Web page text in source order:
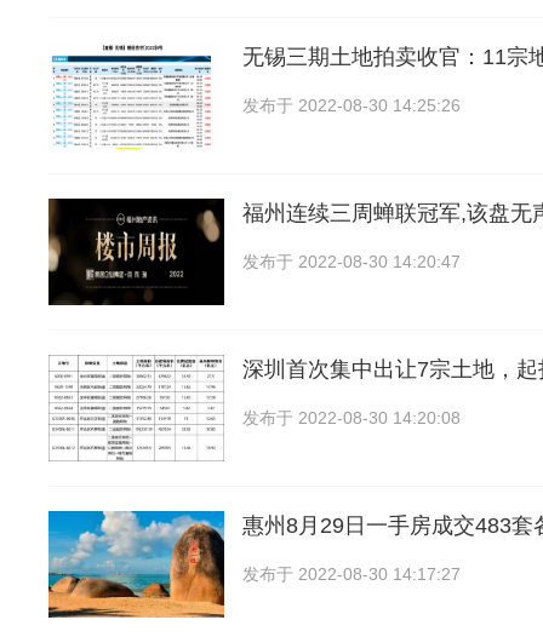
无锡三期土地拍卖收官：11宗
发布于 2022-08-30 14:25:26
福州连续三周蝉联冠军,该盘无
发布于 2022-08-30 14:20:47
深圳首次集中出让7宗土地，
发布于 2022-08-30 14:20:08
惠州8月29日一手房成交483套
发布于 2022-08-30 14:17:27